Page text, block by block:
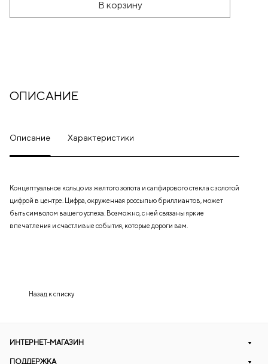
В корзину
ОПИСАНИЕ
Описание Характеристики
Концептуальное кольцо из желтого золота и сапфирового стекла с золотой
цифрой в центре. Цифра, окруженная россыпью бриллиантов, может
быть символом вашего успеха. Возможно, с ней связаны яркие
впечатления и счастливые события, которые дороги вам.
Назад к списку
ИНТЕРНЕТ-МАГАЗИН
ПОДДЕРЖКА